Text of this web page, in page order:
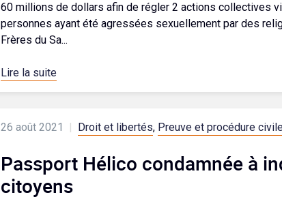
60 millions de dollars afin de régler 2 actions collectives
personnes ayant été agressées sexuellement par des
Frères du Sa...
Lire la suite
26 août 2021 Droit et libertés, Preuve et procédure
Passport Hélico condamnée à
citoyens